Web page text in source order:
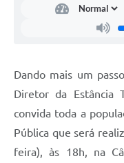
Dando mais um
Diretor da Estância
convida toda a
Pública que será
feira), às 18h, na